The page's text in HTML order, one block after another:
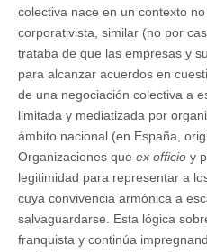
colectiva nace en un contexto
corporativista, similar (no por
trataba de que las empresas y
para alcanzar acuerdos en
de una negociación colectiva a
limitada y mediatizada por
ámbito nacional (en España,
Organizaciones que ex officio y
legitimidad para representar a
cuya convivencia armónica a
salvaguardarse. Esta lógica
franquista y continúa